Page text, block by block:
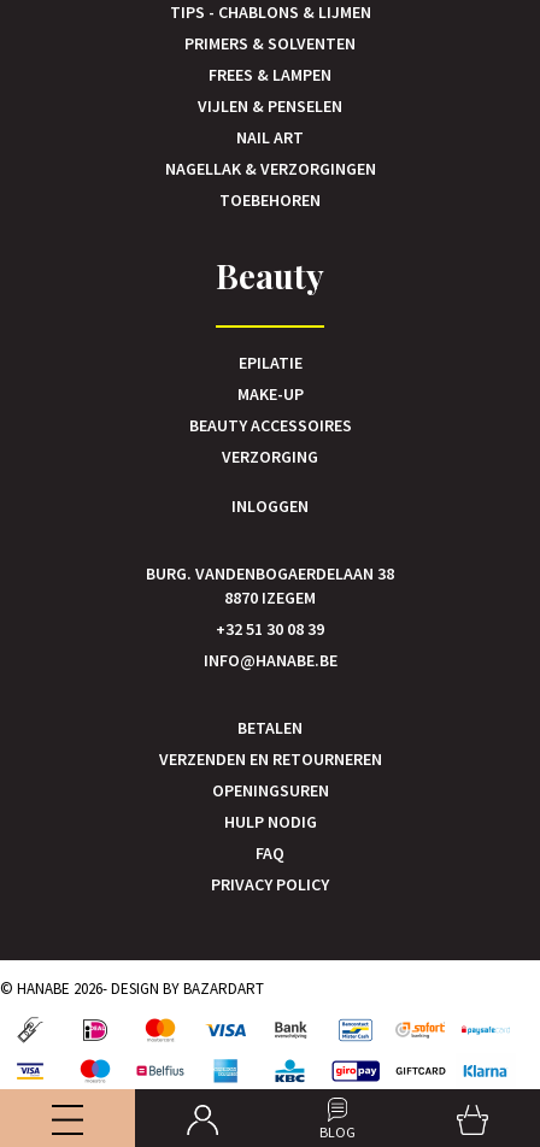
BLOG
TIPS - CHABLONS & LIJMEN
PRIMERS & SOLVENTEN
FREES & LAMPEN
VIJLEN & PENSELEN
NAIL ART
NAGELLAK & VERZORGINGEN
TOEBEHOREN
Beauty
EPILATIE
MAKE-UP
BEAUTY ACCESSOIRES
VERZORGING
INLOGGEN
BURG. VANDENBOGAERDELAAN 38
8870 IZEGEM
+32 51 30 08 39
INFO@HANABE.BE
BETALEN
VERZENDEN EN RETOURNEREN
OPENINGSUREN
HULP NODIG
FAQ
PRIVACY POLICY
© HANABE 2026- DESIGN BYBAZARDART